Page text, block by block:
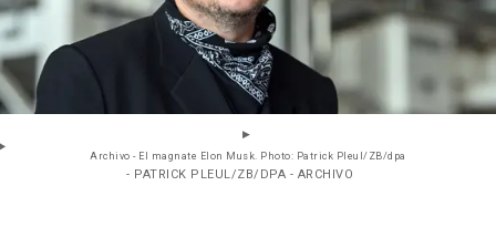
Archivo - El magnate Elon Musk. Photo: Patrick Pleul/ZB/dpa
- PATRICK PLEUL/ZB/DPA - ARCHIVO